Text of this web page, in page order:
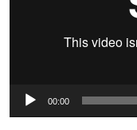
00:00